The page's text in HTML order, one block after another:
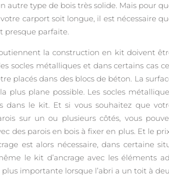
autre type de bois très solide. Mais pour
carport soit longue, il est nécessaire
presque parfaite.
la construction en kit doivent
socles métalliques et dans certains cas
placés dans des blocs de béton. La
plus plane possible. Les socles
dans le kit. Et si vous souhaitez que
sur un ou plusieurs côtés, vous
des parois en bois à fixer en plus. Et le
est alors nécessaire, dans certaine
le kit d’ancrage avec les éléments
importante lorsque l’abri a un toit à